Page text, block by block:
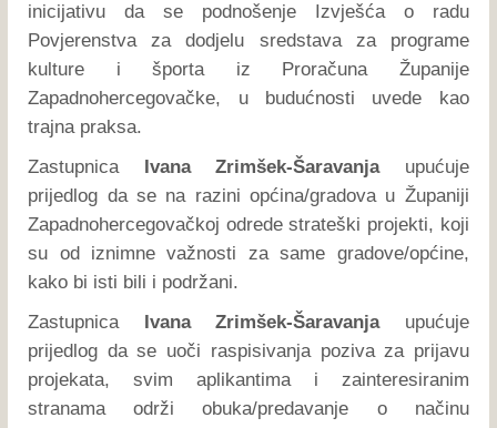
inicijativu da se podnošenje Izvješća o radu
Povjerenstva za dodjelu sredstava za programe
kulture i športa iz Proračuna Županije
Zapadnohercegovačke, u budućnosti uvede kao
trajna praksa.
Zastupnica
Ivana Zrimšek-Šaravanjaupućuje
prijedlog da se na razini općina/gradova u Županiji
Zapadnohercegovačkoj odrede strateški projekti, koji
su od iznimne važnosti za same gradove/općine,
kako bi isti bili i podržani.
Zastupnica
Ivana Zrimšek-Šaravanjaupućuje
prijedlog da se uoči raspisivanja poziva za prijavu
projekata, svim aplikantima i zainteresiranim
stranama održi obuka/predavanje o načinu